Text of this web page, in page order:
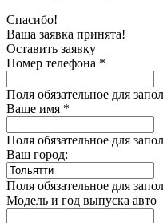
Спасибо!
Ваша заявка принята!
Оставить заявку
Номер телефона *
Поля обязательное для
Ваше имя *
Поля обязательное для
Ваш город:
Поля обязательное для
Модель и год выпуска авто